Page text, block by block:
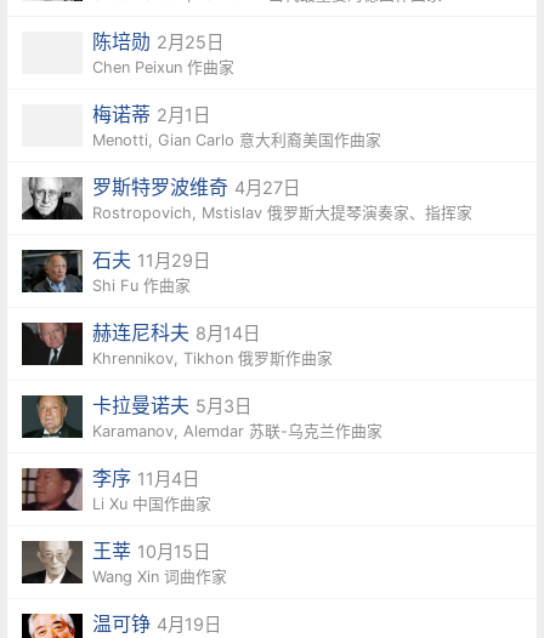
陈培勋 2月25日
Chen Peixun 作曲家
梅诺蒂 2月1日
Menotti, Gian Carlo 意大利裔美国作曲家
罗斯特罗波维奇 4月27日
Rostropovich, Mstislav 俄罗斯大提琴演奏家、指挥家
石夫 11月29日
Shi Fu 作曲家
赫连尼科夫 8月14日
Khrennikov, Tikhon 俄罗斯作曲家
卡拉曼诺夫 5月3日
Karamanov, Alemdar 苏联-乌克兰作曲家
李序 11月4日
Li Xu 中国作曲家
王莘 10月15日
Wang Xin 词曲作家
温可铮 4月19日